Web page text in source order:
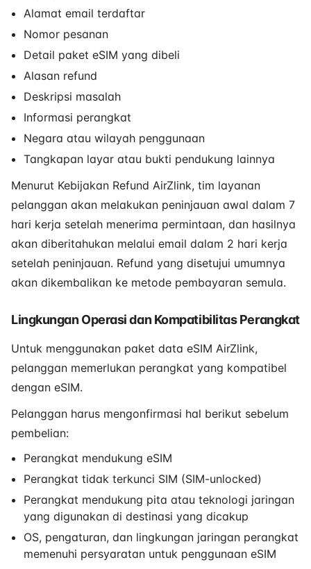
Alamat email terdaftar
Nomor pesanan
Detail paket eSIM yang dibeli
Alasan refund
Deskripsi masalah
Informasi perangkat
Negara atau wilayah penggunaan
Tangkapan layar atau bukti pendukung lainnya
Menurut Kebijakan Refund AirZlink, tim layanan
pelanggan akan melakukan peninjauan awal dalam 7
hari kerja setelah menerima permintaan, dan hasilnya
akan diberitahukan melalui email dalam 2 hari kerja
setelah peninjauan. Refund yang disetujui umumnya
akan dikembalikan ke metode pembayaran semula.
Lingkungan Operasi dan Kompatibilitas Perangkat
Untuk menggunakan paket data eSIM AirZlink,
pelanggan memerlukan perangkat yang kompatibel
dengan eSIM.
Pelanggan harus mengonfirmasi hal berikut sebelum
pembelian:
Perangkat mendukung eSIM
Perangkat tidak terkunci SIM (SIM-unlocked)
Perangkat mendukung pita atau teknologi jaringan
yang digunakan di destinasi yang dicakup
OS, pengaturan, dan lingkungan jaringan perangkat
memenuhi persyaratan untuk penggunaan eSIM